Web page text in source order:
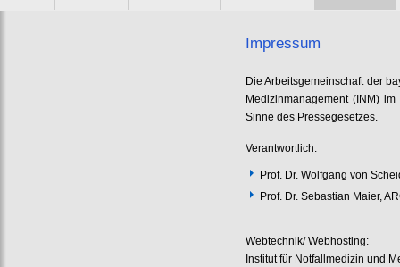
Impressum
Die Arbeitsgemeinschaft der
Medizinmanagement (INM)
Sinne des Pressegesetzes.
Verantwortlich:
Prof. Dr. Wolfgang von
Prof. Dr. Sebastian Maier,
Webtechnik/ Webhosting:
Institut für Notfallmedizin und